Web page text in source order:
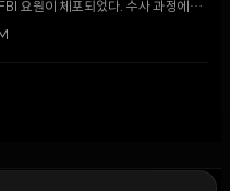
요원이 체포되었다. 수사 과정에서
사용하기 위해 ChatGPT로 여행 일